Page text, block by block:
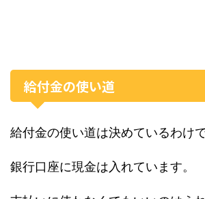
給付金の使い道
給付金の使い道は決めているわけ
銀行口座に現金は入れています。